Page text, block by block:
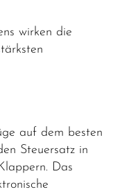
wirken die
auf dem besten
Steuersatz in
Das